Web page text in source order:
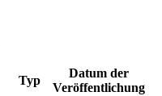
Typ
Datum der
Veröffentlichung